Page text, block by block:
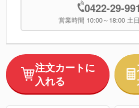
0422-29-
営業時間 10:00～18:00 土
注文カートに
入れる